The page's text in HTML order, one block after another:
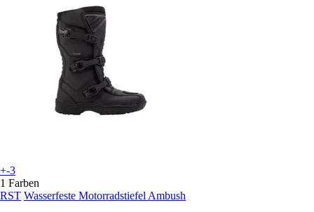
+-3
1 Farben
RST Wasserfeste Motorradstiefel Ambush